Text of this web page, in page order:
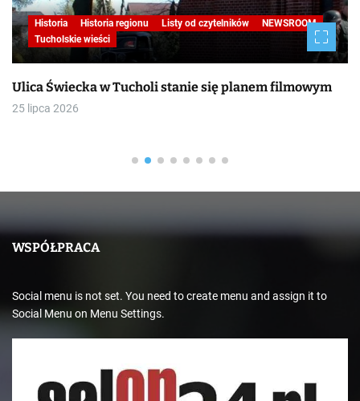
Historia Historia regionu Listy od czytelników
NEWSROOM
Tucholskie wieści
Ulica Świecka w Tucholi stanie się planem filmowym
25 lipca 2026
WSPÓŁPRACA
Social menu is not set. You need to create menu and assign it to
Social Menu on Menu Settings.